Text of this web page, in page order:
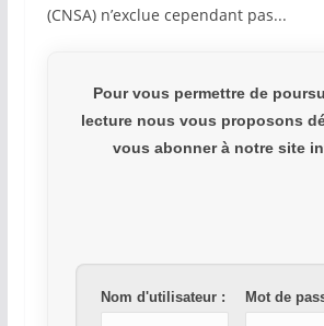
(CNSA) n’exclue cependant pas...
Pour vous permettre de
lecture nous vous proposons
vous abonner à notre site
Nom d'utilisateur : Mot de